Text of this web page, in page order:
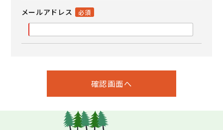
メールアドレス